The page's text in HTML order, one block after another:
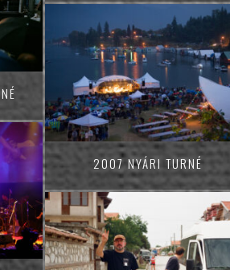
2007 NYÁRI TURNÉ